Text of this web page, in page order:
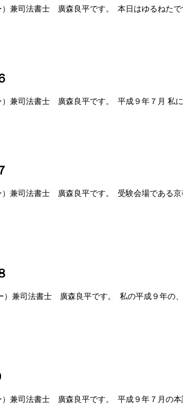
兼司法書士 廣森良平です。 本日はゆるねた
兼司法書士 廣森良平です。 平成９年７月 私
兼司法書士 廣森良平です。 受験会場である
兼司法書士 廣森良平です。 私の平成９年の
兼司法書士 廣森良平です。 平成９年７月の